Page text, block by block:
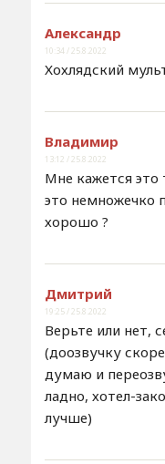
Александр
10:34 / 25.8.2022
Хохлядский
Владимир
13:12 / 25.8.2022
Мне кажется
это немножечко
хорошо ?
Дмитрий
19:25 / 25.8.2022
Верьте или нет,
(доозвучку
думаю и
ладно, хотел-
лучше)